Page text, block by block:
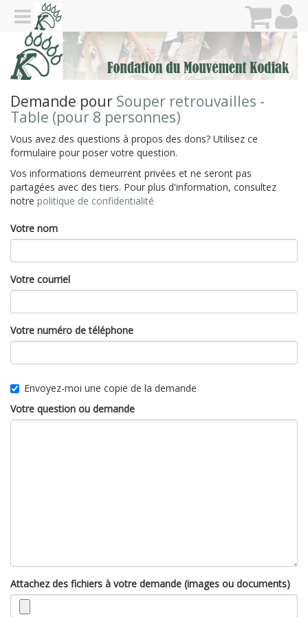
Demande pour Souper retrouvailles -
Table (pour 8 personnes)
Vous avez des questions à propos des dons? Utilisez ce
formulaire pour poser votre question.
Vos informations demeurrent privées et ne seront pas
partagées avec des tiers. Pour plus d'information, consultez
notre politique de confidentialité
Votre nom
Votre courriel
Votre numéro de téléphone
Envoyez-moi une copie de la demande
Votre question ou demande
Attachez des fichiers à votre demande (images ou documents)